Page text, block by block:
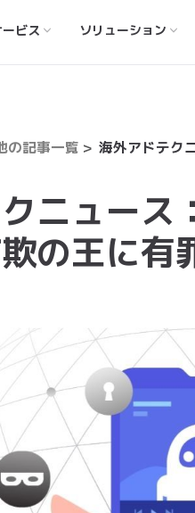
ビス ソリューション
の記事一覧
ニュース
の王に有